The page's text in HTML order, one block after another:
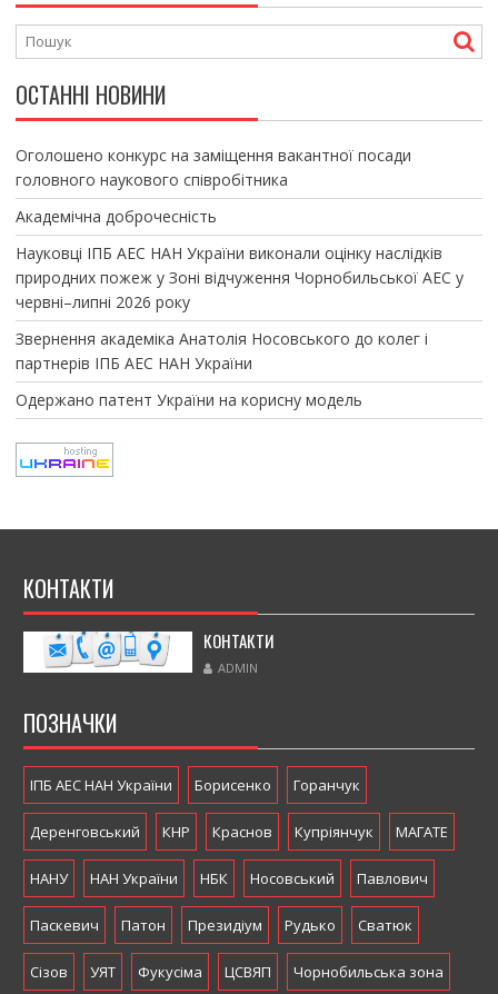
ОСТАННІ НОВИНИ
Оголошено конкурс на заміщення вакантної посади
головного наукового співробітника
Академічна доброчесність
Науковці ІПБ АЕС НАН України виконали оцінку наслідків
природних пожеж у Зоні відчуження Чорнобильської АЕС у
червні–липні 2026 року
Звернення академіка Анатолія Носовського до колег і
партнерів ІПБ АЕС НАН України
Одержано патент України на корисну модель
КОНТАКТИ
КОНТАКТИ
ADMIN
ПОЗНАЧКИ
ІПБ АЕС НАН України Борисенко Горанчук
Деренговський КНР Краснов Купріянчук МАГАТЕ
НАНУ НАН України НБК Носовський Павлович
Паскевич Патон Президіум Рудько Сватюк
Сізов УЯТ Фукусіма ЦСВЯП Чорнобильська зона